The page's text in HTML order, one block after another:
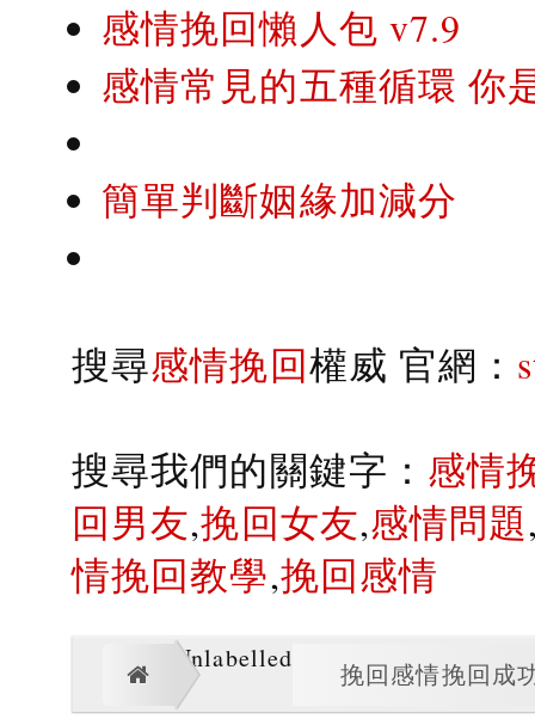
感情挽回懶人包 v7.9
感情常見的五種循環 你
簡單判斷姻緣加減分
搜尋感情挽回權威 官網：
搜尋我們的關鍵字： 感情
回男友,挽回女友,感情問題
情挽回教學,挽回感情
Unlabelled
挽回感情挽回成